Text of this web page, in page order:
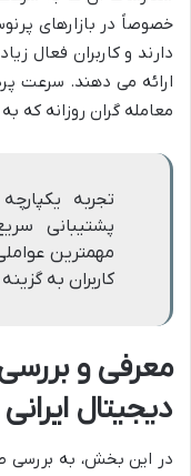
خصوصاً در بازارهای
دارند و کاربران فعال
ارائه می دهند. سرعت
معامله گران روزانه که
تجربه
پشتیبانی
مهمترین
کاربران به
معرفی و
دیجیتال
در این بخش، به بررسی